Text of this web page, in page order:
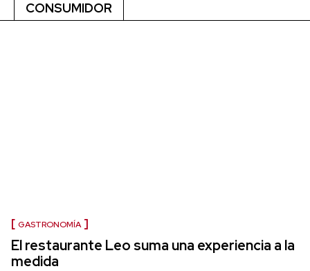
CONSUMIDOR
GASTRONOMÍA
El restaurante Leo suma una experiencia a la
medida